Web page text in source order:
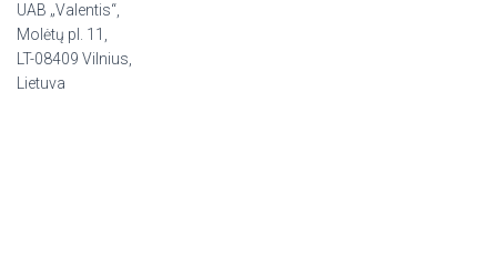
UAB „Valentis“,
Molėtų pl. 11,
LT-08409 Vilnius,
Lietuva